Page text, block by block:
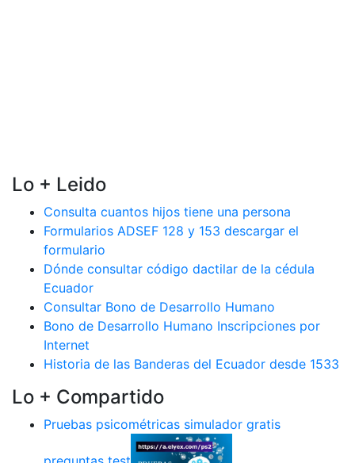
Lo + Leido
Consulta cuantos hijos tiene una persona
Formularios ADSEF 128 y 153 descargar el
formulario
Dónde consultar código dactilar de la cédula
Ecuador
Consultar Bono de Desarrollo Humano
Bono de Desarrollo Humano Inscripciones por
Internet
Historia de las Banderas del Ecuador desde 1533
Lo + Compartido
Pruebas psicométricas simulador gratis